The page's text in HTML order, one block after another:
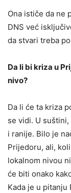
Ona ističe da ne
DNS već
da stvari treba
Da li bi kriza u
nivo?
Da li će ta kriza
se vidi. U
i ranije. Bilo je
Prijedoru, ali,
lokalnom nivou
će biti onako
Kada je u